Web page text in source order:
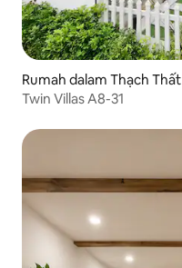
Rumah dalam Thạch Thất
Twin Villas A8-31